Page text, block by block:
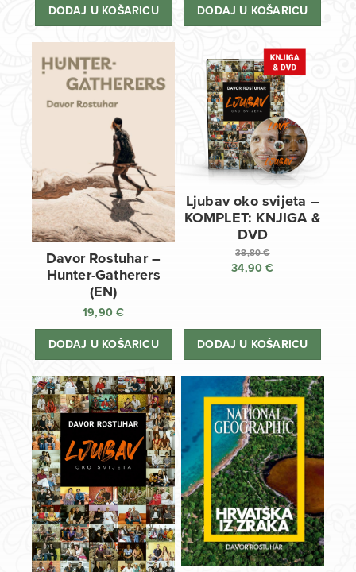
DODAJ U KOŠARICU DODAJ U KOŠARICU
Davor Rostuhar –
Hunter-Gatherers
(EN)
19,90€
DODAJ U KOŠARICU
Ljubav oko svijeta –
KOMPLET: KNJIGA &
DVD
38,80€
Izvorna
38,80 €.
34,90€
34,90 €.
DODAJ U KOŠARICU